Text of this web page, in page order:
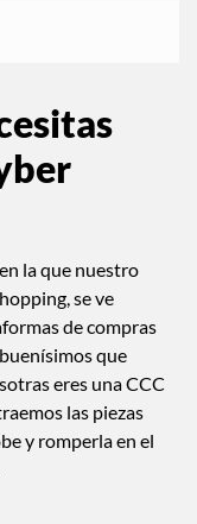
la que nuestro
se ve
de compras
que
eres una CCC
las piezas
y romperla en el